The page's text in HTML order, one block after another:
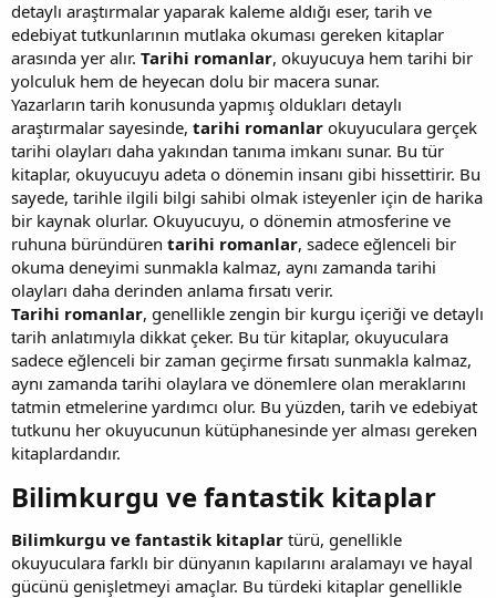
detaylı araştırmalar yaparak kaleme aldığı eser, tarih ve
edebiyat tutkunlarının mutlaka okuması gereken kitaplar
arasında yer alır. Tarihi romanlar, okuyucuya hem tarihi bir
yolculuk hem de heyecan dolu bir macera sunar.
Yazarların tarih konusunda yapmış oldukları detaylı
araştırmalar sayesinde, tarihi romanlar okuyuculara gerçek
tarihi olayları daha yakından tanıma imkanı sunar. Bu tür
kitaplar, okuyucuyu adeta o dönemin insanı gibi hissettirir. Bu
sayede, tarihle ilgili bilgi sahibi olmak isteyenler için de harika
bir kaynak olurlar. Okuyucuyu, o dönemin atmosferine ve
ruhuna büründüren tarihi romanlar, sadece eğlenceli bir
okuma deneyimi sunmakla kalmaz, aynı zamanda tarihi
olayları daha derinden anlama fırsatı verir.
Tarihi romanlar, genellikle zengin bir kurgu içeriği ve detaylı
tarih anlatımıyla dikkat çeker. Bu tür kitaplar, okuyuculara
sadece eğlenceli bir zaman geçirme fırsatı sunmakla kalmaz,
aynı zamanda tarihi olaylara ve dönemlere olan meraklarını
tatmin etmelerine yardımcı olur. Bu yüzden, tarih ve edebiyat
tutkunu her okuyucunun kütüphanesinde yer alması gereken
kitaplardandır.
Bilimkurgu ve fantastik kitaplar​
Bilimkurgu ve fantastik kitaplar türü, genellikle
okuyuculara farklı bir dünyanın kapılarını aralamayı ve hayal
gücünü genişletmeyi amaçlar. Bu türdeki kitaplar genellikle